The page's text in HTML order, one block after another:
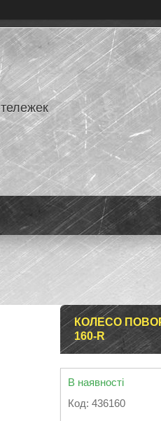
КОЛЕСО
160-R
В наявності
Код: 436160